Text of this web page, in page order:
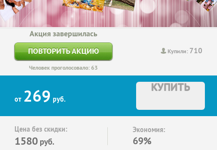
Купили: 710
Акция завершилась
ПОВТОРИТЬ АКЦИЮ
Человек проголосовало: 63
от 269 руб.
КУПИТЬ
Цена без скидки:
1580 руб.
Экономия:
69%